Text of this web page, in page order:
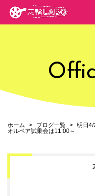
ホーム ブログ一覧
明日
オルベア試乗会は11:00～